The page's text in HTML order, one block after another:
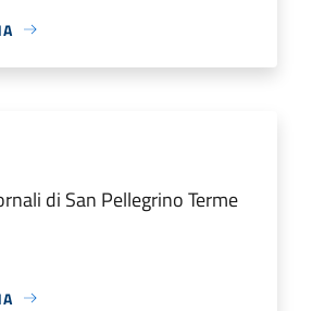
di San Pellegrino Terme